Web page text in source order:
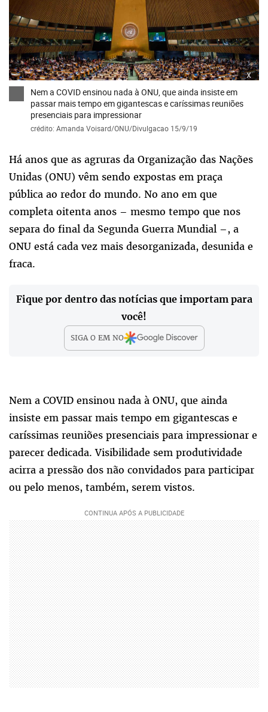
x
Nem a COVID ensinou nada à ONU, que ainda insiste em
passar mais tempo em gigantescas e caríssimas reuniões
presenciais para impressionar
crédito: Amanda Voisard/ONU/Divulgacao 15/9/19
Há anos que as agruras da Organização das Nações
Unidas (ONU) vêm sendo expostas em praça
pública ao redor do mundo. No ano em que
completa oitenta anos – mesmo tempo que nos
separa do final da Segunda Guerra Mundial –, a
ONU está cada vez mais desorganizada, desunida e
fraca.
Fique por dentro das notícias que importam para
você!
SIGA O EMNO
Nem a COVID ensinou nada à ONU, que ainda
insiste em passar mais tempo em gigantescas e
caríssimas reuniões presenciais para impressionar e
parecer dedicada. Visibilidade sem produtividade
acirra a pressão dos não convidados para participar
ou pelo menos, também, serem vistos.